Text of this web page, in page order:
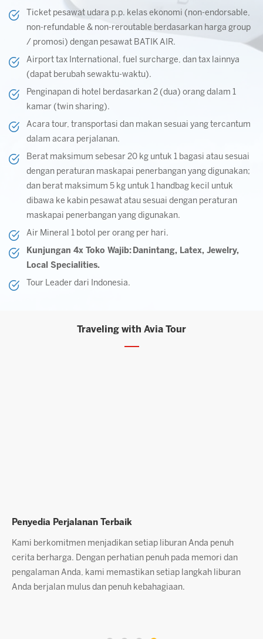
Ticket pesawat udara p.p. kelas ekonomi (non-endorsable,
non-refundable & non-reroutable berdasarkan harga group
/ promosi) dengan pesawat BATIK AIR.
Airport tax International, fuel surcharge, dan tax lainnya
(dapat berubah sewaktu-waktu).
Penginapan di hotel berdasarkan 2 (dua) orang dalam 1
kamar (twin sharing).
Acara tour, transportasi dan makan sesuai yang tercantum
dalam acara perjalanan.
Berat maksimum sebesar 20 kg untuk 1 bagasi atau sesuai
dengan peraturan maskapai penerbangan yang digunakan;
dan berat maksimum 5 kg untuk 1 handbag kecil untuk
dibawa ke kabin pesawat atau sesuai dengan peraturan
maskapai penerbangan yang digunakan.
Air Mineral 1 botol per orang per hari.
Kunjungan 4x Toko Wajib: Danintang, Latex, Jewelry,
Local Specialities.
Tour Leader dari Indonesia.
Traveling with Avia Tour
Penyedia Perjalanan Terbaik
Kami berkomitmen menjadikan setiap liburan Anda penuh
cerita berharga. Dengan perhatian penuh pada memori dan
pengalaman Anda, kami memastikan setiap langkah liburan
Anda berjalan mulus dan penuh kebahagiaan.